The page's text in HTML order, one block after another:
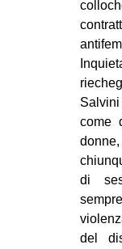
come
di
del